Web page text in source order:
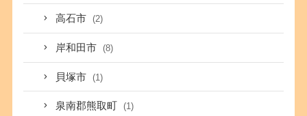
高石市 (2)
岸和田市 (8)
貝塚市 (1)
泉南郡熊取町 (1)